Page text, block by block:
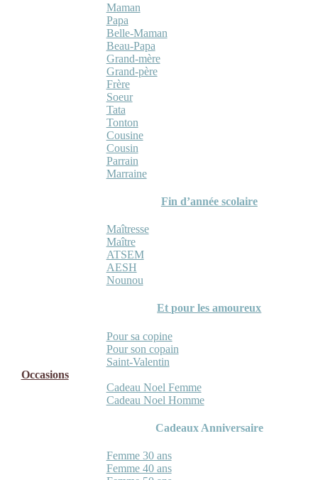
Maman
Papa
Belle-Maman
Beau-Papa
Grand-mère
Grand-père
Frère
Soeur
Tata
Tonton
Cousine
Cousin
Parrain
Marraine
Fin d’année scolaire
Maîtresse
Maître
ATSEM
AESH
Nounou
Et pour les amoureux
Pour sa copine
Pour son copain
Saint-Valentin
Occasions
Cadeau Noel Femme
Cadeau Noel Homme
Cadeaux Anniversaire
Femme 30 ans
Femme 40 ans